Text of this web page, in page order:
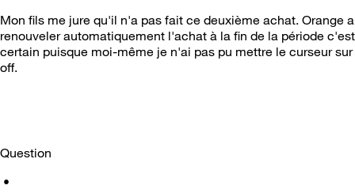
Mon fils me jure qu'il n'a pas fait ce deuxième achat. Orange a
renouveler automatiquement l'achat à la fin de la période c'est
certain puisque moi-même je n'ai pas pu mettre le curseur sur
off.
Question
•